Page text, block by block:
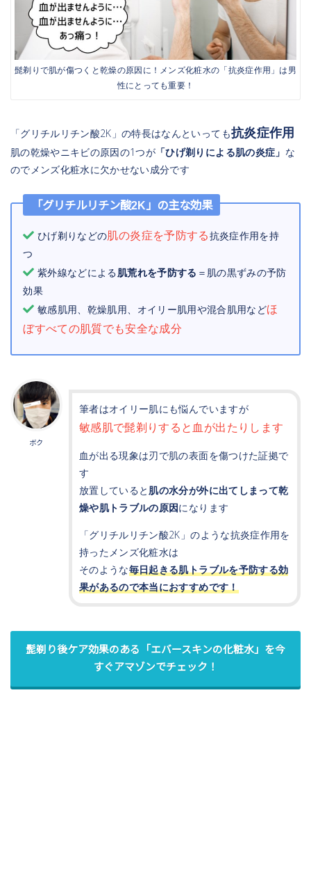
髭剃りで肌が傷つくと乾燥の原因に！メンズ化粧水の「抗炎症作用」は男
性にとっても重要！
「グリチルリチン酸2K」の特長はなんといっても抗炎症作用
肌の乾燥やニキビの原因の1つが 「ひげ剃りによる肌の炎症」 な
のでメンズ化粧水に欠かせない成分です
「グリチルリチン酸2K」の主な効果
ひげ剃りなどの肌の炎症を予防する抗炎症作用を持
つ
紫外線などによる肌荒れを予防する ＝肌の黒ずみの予防
効果
敏感肌用、乾燥肌用、オイリー肌用や混合肌用などほ
ぼすべての肌質でも安全な成分
ボク
筆者はオイリー肌にも悩んでいますが
敏感肌で髭剃りすると血が出たりします
血が出る現象は刃で肌の表面を傷つけた証拠で
す
放置していると 肌の水分が外に出てしまって乾
燥や肌トラブルの原因になります
「グリチルリチン酸2K」のような抗炎症作用を
持ったメンズ化粧水は
そのような毎日起きる肌トラブルを予防する効
果があるので本当におすすめです！
髭剃り後ケア効果のある「エバースキンの化粧水」を今
すぐアマゾンでチェック！